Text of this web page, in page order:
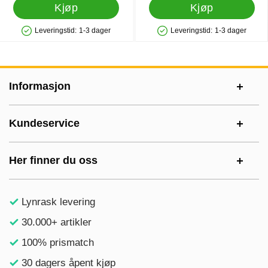
Kjøp
Produkttilgjengelighet: På lager
Leveringstid: 1-3 dager
Kjøp
Produkttilgjengelighet: På lager
Leveringstid: 1-3 dager
Informasjon
Kundeservice
Her finner du oss
Lynrask levering
30.000+ artikler
100% prismatch
30 dagers åpent kjøp